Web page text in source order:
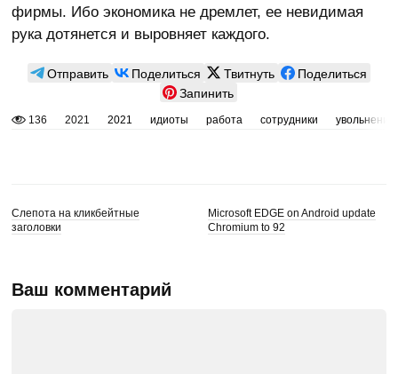
фирмы. Ибо экономика не дремлет, ее невидимая
рука дотянется и выровняет каждого.
Отправить Поделиться Твитнуть
Поделиться
Запинить
136 2021 2021 идиоты работа сотрудники увольнение
Слепота на кликбейтные
заголовки
Microsoft EDGE on Android update
Chromium to 92
Ваш комментарий